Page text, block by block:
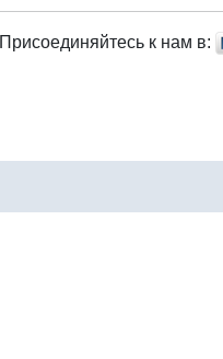
Присоединяйтесь к нам в: